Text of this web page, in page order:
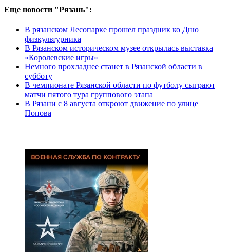
Еще новости "Рязань":
В рязанском Лесопарке прошел праздник ко Дню
физкультурника
В Рязанском историческом музее открылась выставка
«Королевские игры»
Немного прохладнее станет в Рязанской области в
субботу
В чемпионате Рязанской области по футболу сыграют
матчи пятого тура группового этапа
В Рязани с 8 августа откроют движение по улице
Попова